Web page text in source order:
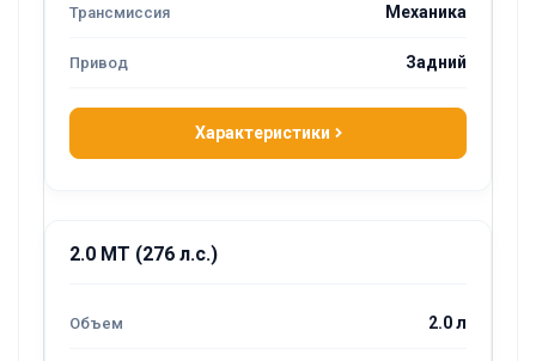
Механика
Задний
Характеристики
2.0 MT (276 л.с.)
2.0 л